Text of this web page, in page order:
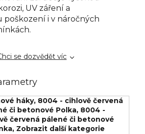
UV záření a
poškození i v náročných
se dozvědět víc
háky, 8004 - cihlově červená
či betonové Polka, 8004 -
červená pálené či betonové
, Zobrazit další kategorie